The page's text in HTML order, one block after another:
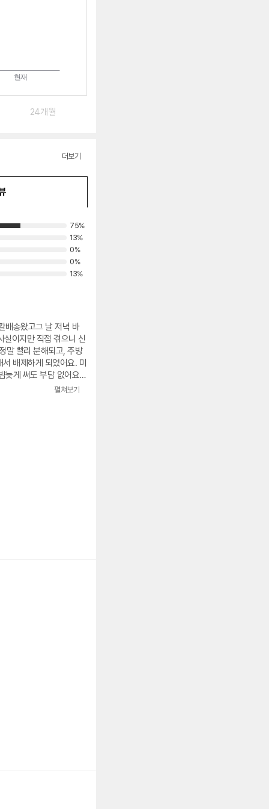
24개월
더보기
75%
13%
0%
0%
13%
배송왔고그 날 저녁 바
실이지만 직접 겪으니 신
말 빨리 분해되고, 주방
배제하게 되었어요. 미
늦게 써도 부담 없어요.
펼쳐보기